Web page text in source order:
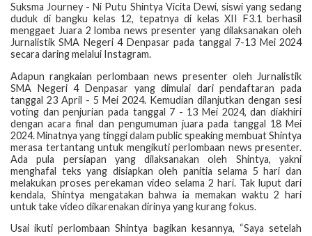
Suksma Journey - Ni Putu Shintya Vicita Dewi, siswi yang sedang
duduk di bangku kelas 12, tepatnya di kelas XII F3.1 berhasil
menggaet Juara 2 lomba news presenteryang dilaksanakan oleh
Jurnalistik SMA Negeri 4 Denpasar pada tanggal 7-13 Mei 2024
secara daring melalui Instagram.
Adapun rangkaian perlombaan news presenter oleh Jurnalistik
SMA Negeri 4 Denpasar yang dimulai dari pendaftaran pada
tanggal 23 April - 5 Mei 2024. Kemudian dilanjutkan dengan sesi
voting dan penjurian pada tanggal 7 - 13 Mei 2024, dan diakhiri
dengan acara final dan pengumuman juara pada tanggal 18 Mei
2024. Minatnya yang tinggi dalam public speakingmembuat Shintya
merasa tertantang untuk mengikuti perlombaan news presenter.
Ada pula persiapan yang dilaksanakan oleh Shintya, yakni
menghafal teks yang disiapkan oleh panitia selama 5 hari dan
melakukan proses perekaman video selama 2 hari. Tak luput dari
kendala, Shintya mengatakan bahwa ia memakan waktu 2 hari
untuktakevideo dikarenakan dirinya yang kurang fokus.
Usai ikuti perlombaan Shintya bagikan kesannya, “Saya setelah